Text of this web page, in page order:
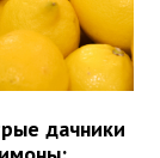
дачники